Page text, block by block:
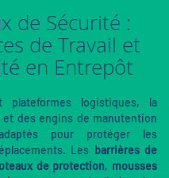
de Sécurité :
de Travail et
en Entrepôt
logistiques, la
des engins de manutention
pour protéger les
Les barrières de
de protection, mousses